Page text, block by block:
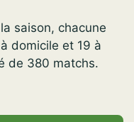
saison, chacune
domicile et 19 à
de 380 matchs.